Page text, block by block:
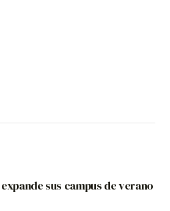
expande sus campus de verano